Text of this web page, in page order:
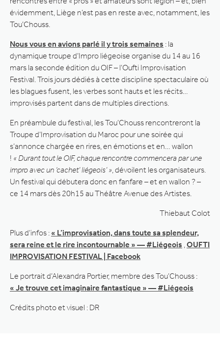
évidemment, Liège n’est pas en reste avec, notamment, les
Tou’Chouss.
Nous vous en avions parlé il y trois semaines : la
dynamique troupe d’Impro liégeoise organise du 14 au 16
mars la seconde édition du OIF – l’Oufti Improvisation
Festival. Trois jours dédiés à cette discipline spectaculaire où
les blagues fusent, les verbes sont hauts et les récits…
improvisés partent dans de multiples directions.
En préambule du festival, les Tou’Chouss rencontreront la
Troupe d’Improvisation du Maroc pour une soirée qui
s’annonce chargée en rires, en émotions et en… wallon
! « Durant tout le OIF, chaque rencontre commencera par une
impro avec un ‘cachet’ liégeois’ » , dévoilent les organisateurs.
Un festival qui débutera donc en fanfare – et en wallon ? –
ce 14 mars dès 20h15 au Théâtre Avenue des Artistes.
Thiebaut Colot
Plus d’infos : « L’improvisation, dans toute sa splendeur,
sera reine et le rire incontournable » — #Liégeois OUFTI
IMPROVISATION FESTIVAL | Facebook
Le portrait d’Alexandra Portier, membre des Tou’Chouss :
« Je trouve cet imaginaire fantastique » — #Liégeois
Crédits photo et visuel : DR